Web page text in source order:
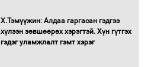
Н.Номтойбаяр: Аймгуудад тулгамдаж
буй асуудлуудыг Засгийн газрын
хуралдаанд танилцуулж,
Х.Тэмүүжин: Алдаа гаргасан гэдгээ
хүлээн зөвшөөрөх хэрэгтэй. Хүн гүтгэх
гэдэг уламжлалт гэмт хэрэг